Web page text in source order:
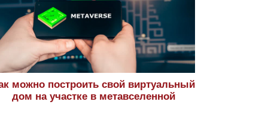
можно построить свой виртуальный
дом на участке в метавселенной